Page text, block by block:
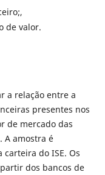
de valor.
a relação entre a
presentes nos
de mercado das
A amostra é
do ISE. Os
dos bancos de